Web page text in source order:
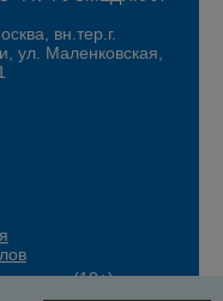
вн.тер.г.
ул. Маленковская,
(18+)